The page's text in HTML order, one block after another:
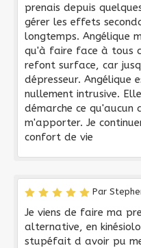
prenais depuis
gérer les effets
longtemps. Angélique
qu'à faire face à tous
refont surface, car
dépresseur. Angélique
nullement intrusive.
démarche ce qu'aucun
m'apporter. Je
confort de vie
Par
Je viens de faire ma
alternative, en
stupéfait d avoir pu